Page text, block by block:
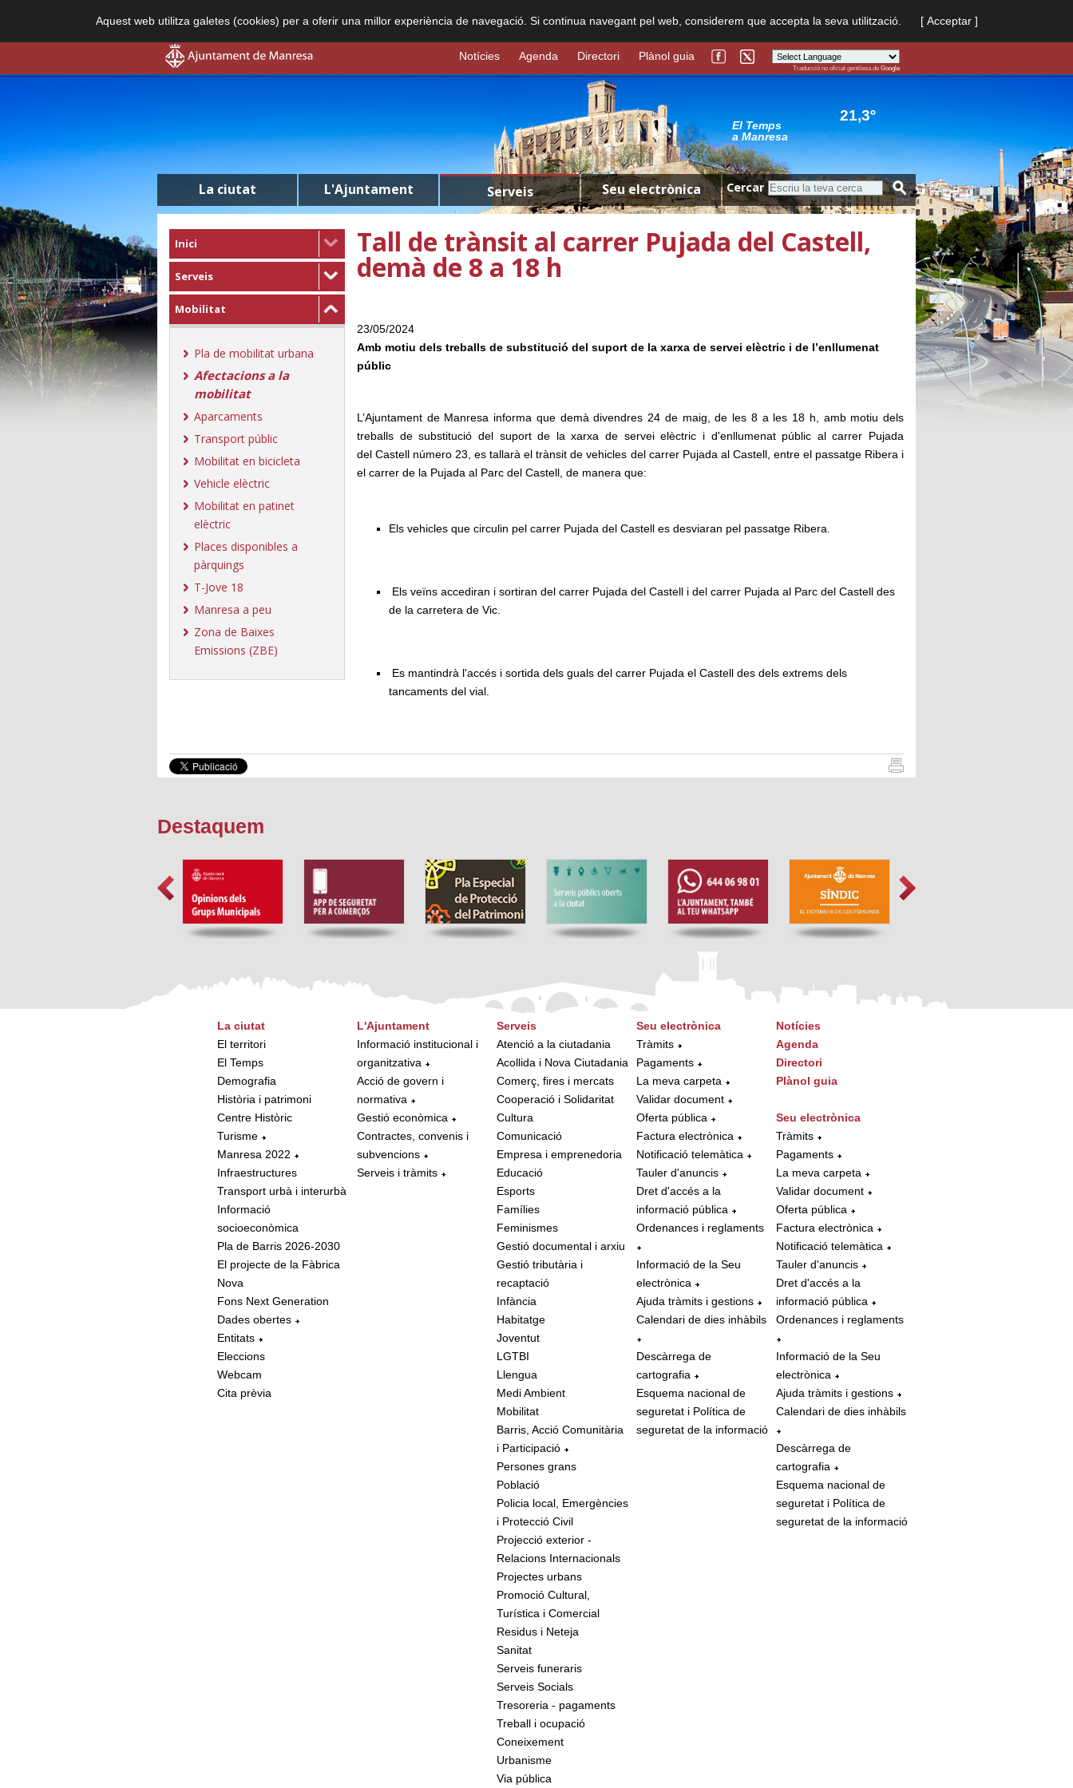
Aquest web utilitza galetes (cookies) per a oferir una millor experiència de navegació. Si continua navegant pel web, considerem que accepta la seva utilització. [ Acceptar ]
Powered by
Traducció no oficial gentilesa de Google
Notícies Agenda Directori Plànol guia
El Temps
a Manresa
21,3º
La ciutat L'Ajuntament Serveis Seu electrònica Cercar
Inici
Serveis
Mobilitat
Pla de mobilitat urbana
Afectacions a la
mobilitat
Aparcaments
Transport públic
Mobilitat en bicicleta
Vehicle elèctric
Mobilitat en patinet
elèctric
Places disponibles a
pàrquings
T-Jove 18
Manresa a peu
Zona de Baixes
Emissions (ZBE)
Tall de trànsit al carrer Pujada del Castell,
demà de 8 a 18 h
23/05/2024
Amb motiu dels treballs de substitució del suport de la xarxa de servei elèctric i de l’enllumenat
públic
L’Ajuntament de Manresa informa que demà divendres 24 de maig, de les 8 a les 18 h, amb motiu dels
treballs de substitució del suport de la xarxa de servei elèctric i d'enllumenat públic al carrer Pujada
del Castell número 23, es tallarà el trànsit de vehicles del carrer Pujada al Castell, entre el passatge Ribera i
el carrer de la Pujada al Parc del Castell, de manera que:
Els vehicles que circulin pel carrer Pujada del Castell es desviaran pel passatge Ribera.
Els veïns accediran i sortiran del carrer Pujada del Castell i del carrer Pujada al Parc del Castell des
de la carretera de Vic.
Es mantindrà l'accés i sortida dels guals del carrer Pujada el Castell des dels extrems dels
tancaments del vial.
Destaquem
La ciutat
El territori
El Temps
Demografia
Història i patrimoni
Centre Històric
Turisme
Manresa 2022
Infraestructures
Transport urbà i interurbà
Informació
socioeconòmica
Pla de Barris 2026-2030
El projecte de la Fàbrica
Nova
Fons Next Generation
Dades obertes
Entitats
Eleccions
Webcam
Cita prèvia
L'Ajuntament
Informació institucional i
organitzativa
Acció de govern i
normativa
Gestió econòmica
Contractes, convenis i
subvencions
Serveis i tràmits
Serveis
Atenció a la ciutadania
Acollida i Nova Ciutadania
Comerç, fires i mercats
Cooperació i Solidaritat
Cultura
Comunicació
Empresa i emprenedoria
Educació
Esports
Famílies
Feminismes
Gestió documental i arxiu
Gestió tributària i
recaptació
Infància
Habitatge
Joventut
LGTBI
Llengua
Medi Ambient
Mobilitat
Barris, Acció Comunitària
i Participació
Persones grans
Població
Policia local, Emergències
i Protecció Civil
Projecció exterior -
Relacions Internacionals
Projectes urbans
Promoció Cultural,
Turística i Comercial
Residus i Neteja
Sanitat
Serveis funeraris
Serveis Socials
Tresoreria - pagaments
Treball i ocupació
Coneixement
Urbanisme
Via pública
Seu electrònica
Tràmits
Pagaments
La meva carpeta
Validar document
Oferta pública
Factura electrònica
Notificació telemàtica
Tauler d'anuncis
Dret d'accés a la
informació pública
Ordenances i reglaments
Informació de la Seu
electrònica
Ajuda tràmits i gestions
Calendari de dies inhàbils
Descàrrega de
cartografia
Esquema nacional de
seguretat i Política de
seguretat de la informació
Notícies
Agenda
Directori
Plànol guia
Seu electrònica
Tràmits
Pagaments
La meva carpeta
Validar document
Oferta pública
Factura electrònica
Notificació telemàtica
Tauler d'anuncis
Dret d'accés a la
informació pública
Ordenances i reglaments
Informació de la Seu
electrònica
Ajuda tràmits i gestions
Calendari de dies inhàbils
Descàrrega de
cartografia
Esquema nacional de
seguretat i Política de
seguretat de la informació